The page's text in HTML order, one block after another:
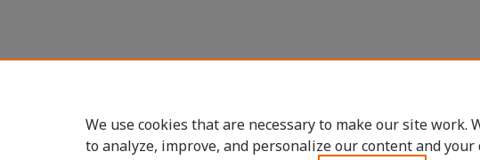
We use cookies that are necessary to make our site work.
to analyze, improve, and personalize our content and your